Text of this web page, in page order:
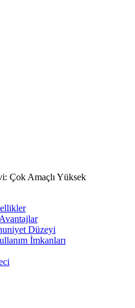
Çok Amaçlı Yüksek
Düzeyi
İmkanları